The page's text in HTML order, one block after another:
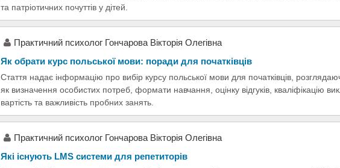
та патріотичних почуттів у дітей.
Практичний психолог Гончарова Вікторія Олегівна
Як обрати курс польської мови: поради для початківців
Стаття надає інформацію про вибір курсу польської мови для початківців,
як визначення особистих потреб, формати навчання, оцінку відгуків, кваліфікацію
вартість та важливість пробних занять.
Практичний психолог Гончарова Вікторія Олегівна
Які існують LMS системи для репетиторів